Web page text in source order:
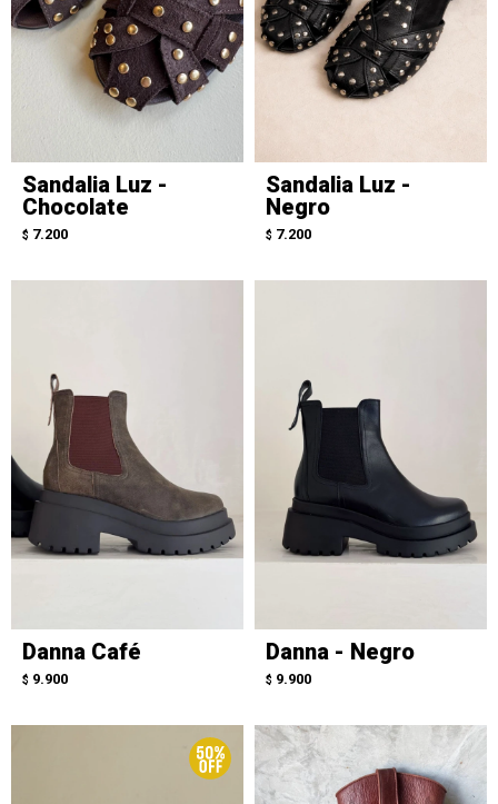
Sandalia Luz -
Chocolate
$ 7.200
Sandalia Luz -
Negro
$ 7.200
Danna Café
$ 9.900
Danna - Negro
$ 9.900